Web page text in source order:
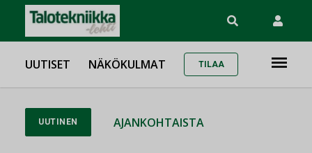
UUTISET NÄKÖKULMAT TILAA
UUTINEN AJANKOHTAISTA